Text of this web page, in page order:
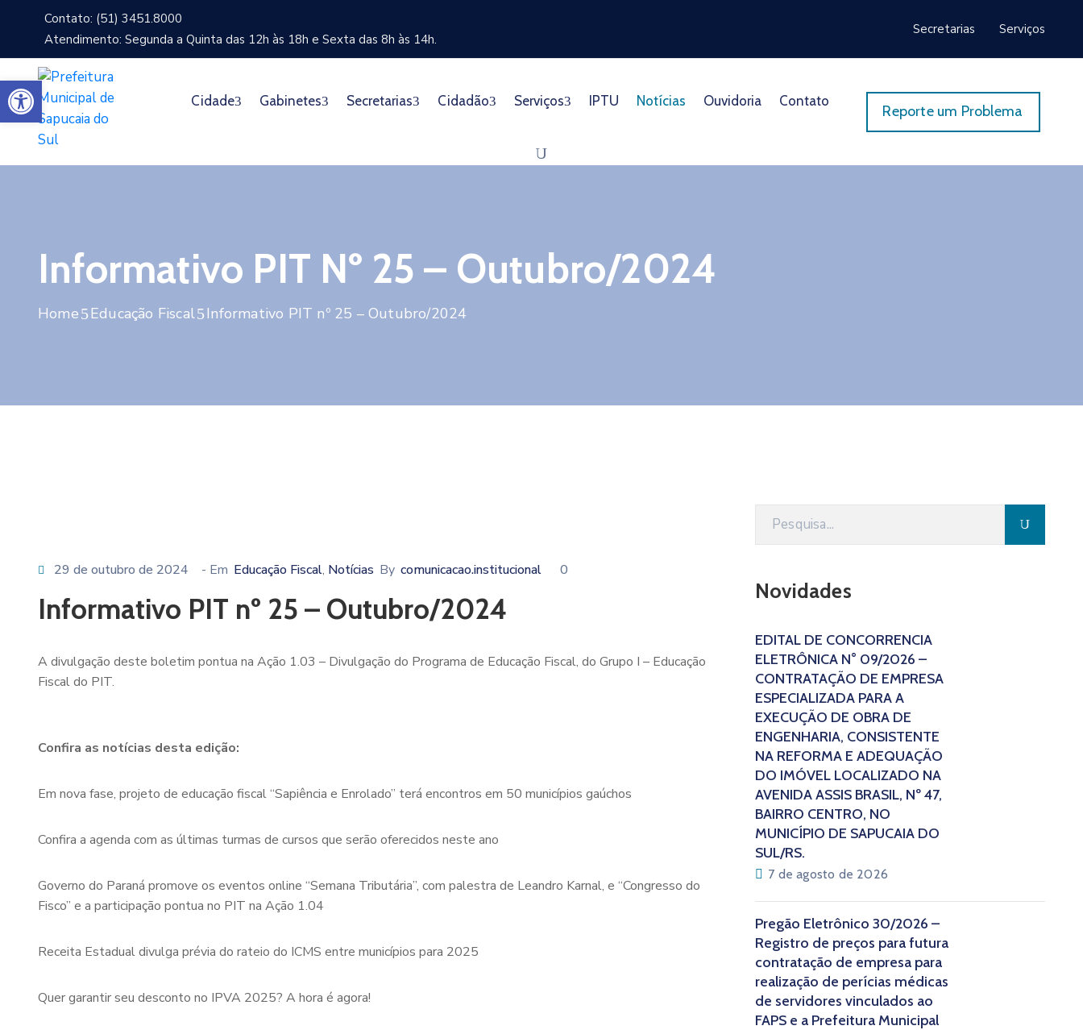
Contato: (51) 3451.8000
Atendimento: Segunda a Quinta das 12h às 18h e Sexta das 8h às 14h.
Secretarias Serviços
Cidade Gabinetes Secretarias Cidadão Serviços IPTU Notícias Ouvidoria Contato
Reporte um Problema
Informativo PIT Nº 25 – Outubro/2024
Home Educação Fiscal Informativo PIT nº 25 – Outubro/2024
29 de outubro de 2024 - Em Educação Fiscal‚ Notícias By comunicacao.institucional 0
Informativo PIT nº 25 – Outubro/2024
A divulgação deste boletim pontua na Ação 1.03 – Divulgação do Programa de Educação Fiscal, do Grupo I – Educação
Fiscal do PIT.
Confira as notícias desta edição:
Em nova fase, projeto de educação fiscal “Sapiência e Enrolado” terá encontros em 50 municípios gaúchos
Confira a agenda com as últimas turmas de cursos que serão oferecidos neste ano
Governo do Paraná promove os eventos online “Semana Tributária”, com palestra de Leandro Karnal, e “Congresso do
Fisco” e a participação pontua no PIT na Ação 1.04
Receita Estadual divulga prévia do rateio do ICMS entre municípios para 2025
Quer garantir seu desconto no IPVA 2025? A hora é agora!
Novidades
EDITAL DE CONCORRÊNCIA
ELETRÔNICA N° 09/2026 –
CONTRATAÇÃO DE EMPRESA
ESPECIALIZADA PARA A
EXECUÇÃO DE OBRA DE
ENGENHARIA, CONSISTENTE
NA REFORMA E ADEQUAÇÃO
DO IMÓVEL LOCALIZADO NA
AVENIDA ASSIS BRASIL, Nº 47,
BAIRRO CENTRO, NO
MUNICÍPIO DE SAPUCAIA DO
SUL/RS.
7 de agosto de 2026
Pregão Eletrônico 30/2026 –
Registro de preços para futura
contratação de empresa para
realização de perícias médicas
de servidores vinculados ao
FAPS e a Prefeitura Municipal
Abrir a barra de ferramentas